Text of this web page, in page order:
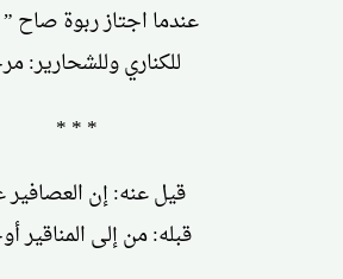
عندما اجتاز ربوة صاح
للكناري وللشحارير:
* * *
قيل عنه: إن
قبله: من إلى المناقير